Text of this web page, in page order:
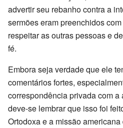
advertir seu rebanho contra a
sermões eram preenchidos
respeitar as outras pessoas e
fé.
Embora seja verdade que ele
comentários fortes,
correspondência privada com
deve-se lembrar que isso foi
Ortodoxa e a missão